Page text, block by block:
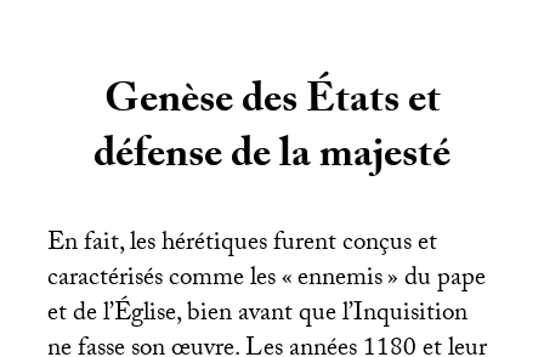
Genèse des États et
défense de la majesté
En fait, les hérétiques furent conçus et
caractérisés comme les «ennemis» du pape
et de l’Église, bien avant que l’Inquisition